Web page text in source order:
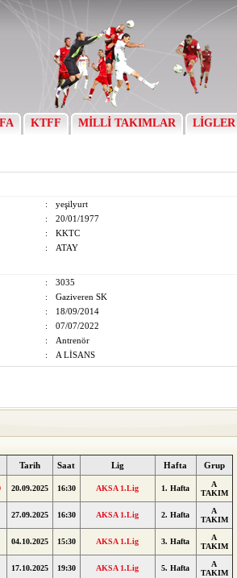
KTFF MİLLİ TAKIMLAR LİGLER
:
yeşilyurt
:
20/01/1977
:
KKTC
: ATAY
:
3035
:
Gaziveren SK
:
18/09/2014
:
07/07/2022
:
Antrenör
: A LİSANS
Tarih Saat Lig Hafta Grup
20.09.2025 16:30 AKSA 1.Lig 1. Hafta
A
TAKIM
27.09.2025 16:30 AKSA 1.Lig 2. Hafta
A
TAKIM
04.10.2025 15:30 AKSA 1.Lig 3. Hafta
A
TAKIM
17.10.2025 19:30 AKSA 1.Lig 5. Hafta
A
TAKIM